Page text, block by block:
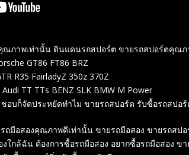
ณภาพเท่านั้น ดินแดนรถสปอร์ต ขายรถสปอร์ตคุณภ
GT86 FT86 BRZ
R35 FairladyZ 350z 370Z
TT TTs BENZ SLK BMW M Power
ชอบก็จัดประหยัดทำไม ขายรถสปอร์ต รับซื้อรถสป
ถมือสองคุณภาพดีเท่านั้น ขายรถมือสอง ขายรถสป
ใกล้ฉัน ต้องการซื้อรถมือสอง อยากซื้อรถมือสอง ข